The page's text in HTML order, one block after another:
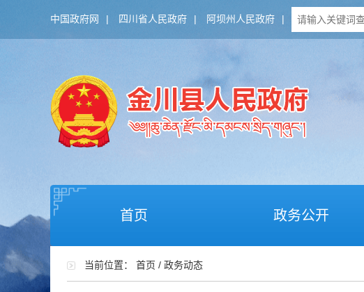
中国政府网 | 四川省人民政府 | 阿坝州人民政府 |
首页 政务公开
当前位置： 首页 / 政务动态